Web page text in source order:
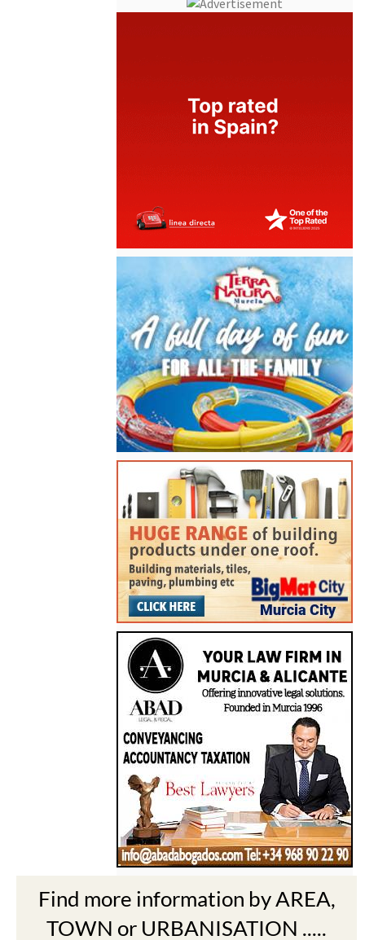
Find more information by AREA,
TOWN or URBANISATION .....